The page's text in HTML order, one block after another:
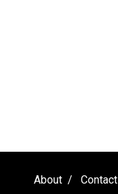
About Contact